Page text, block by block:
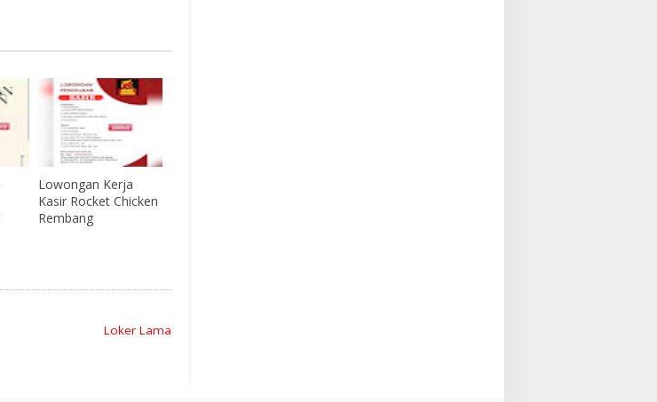
Lowongan Kerja
Kasir Rocket Chicken
Rembang
Loker Lama